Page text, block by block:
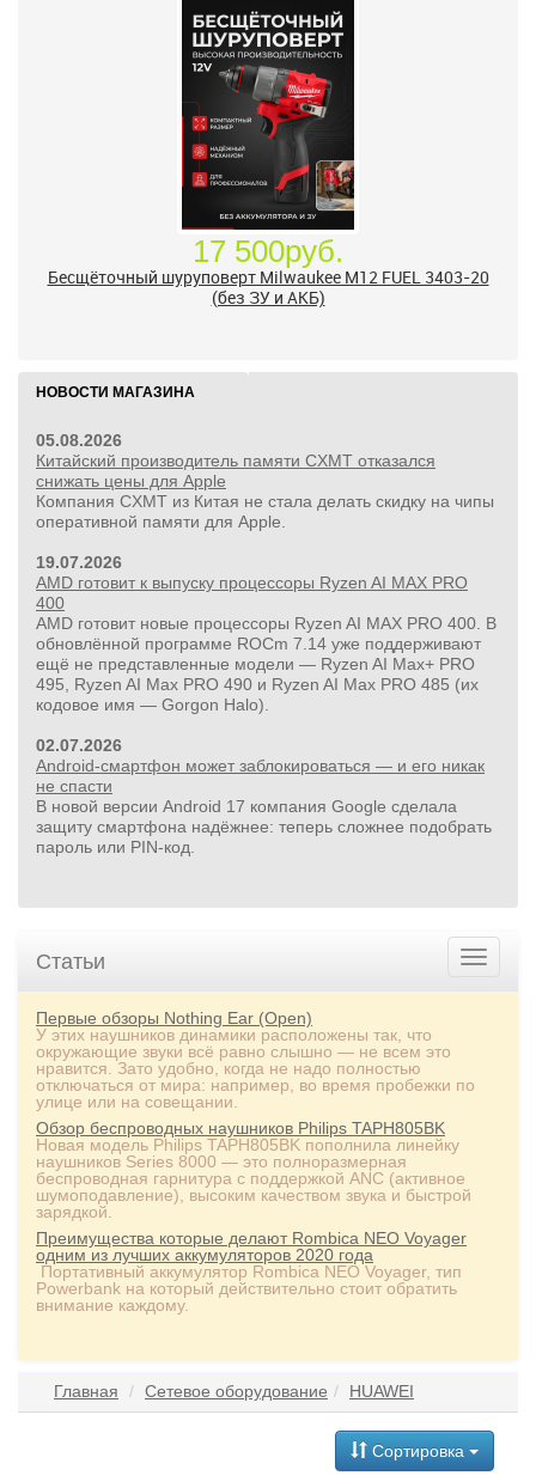
17 500руб.
Бесщёточный шуруповерт Milwaukee M12 FUEL 3403-20
(без ЗУ и АКБ)
УШМ болгарка Milwaukee M18 FUEL 2888-20 125 мм,
красный
НОВОСТИ МАГАЗИНА
05.08.2026
Китайский производитель памяти CXMT отказался
снижать цены для Apple
Компания CXMT из Китая не стала делать скидку на чипы
оперативной памяти для Apple.
19.07.2026
AMD готовит к выпуску процессоры Ryzen AI MAX PRO
400
AMD готовит новые процессоры Ryzen AI MAX PRO 400. В
обновлённой программе ROCm 7.14 уже поддерживают
ещё не представленные модели — Ryzen AI Max+ PRO
495, Ryzen AI Max PRO 490 и Ryzen AI Max PRO 485 (их
кодовое имя — Gorgon Halo).
02.07.2026
Android-смартфон может заблокироваться — и его никак
не спасти
В новой версии Android 17 компания Google сделала
защиту смартфона надёжнее: теперь сложнее подобрать
пароль или PIN‑код.
Статьи
Первые обзоры Nothing Ear (Open)
У этих наушников динамики расположены так, что
окружающие звуки всё равно слышно — не всем это
нравится. Зато удобно, когда не надо полностью
отключаться от мира: например, во время пробежки по
улице или на совещании.
Обзор беспроводных наушников Philips TAPH805BK
Новая модель Philips TAPH805BK пополнила линейку
наушников Series 8000 — это полноразмерная
беспроводная гарнитура с поддержкой ANC (активное
шумоподавление), высоким качеством звука и быстрой
зарядкой.
Преимущества которые делают Rombica NEO Voyager
одним из лучших аккумуляторов 2020 года
Портативный аккумулятор Rombica NEO Voyager, тип
Powerbank на который действительно стоит обратить
внимание каждому.
Главная Сетевое оборудование HUAWEI
Сортировка